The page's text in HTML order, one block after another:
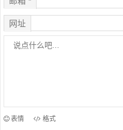
网址
表情 格式